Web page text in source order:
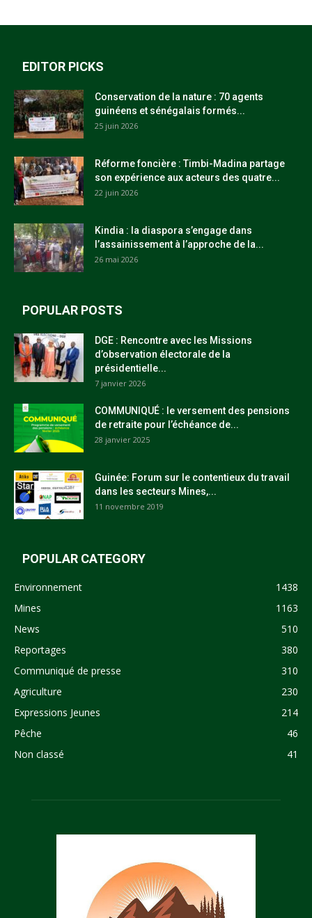
EDITOR PICKS
Conservation de la nature : 70 agents
guinéens et sénégalais formés...
25 juin 2026
Réforme foncière : Timbi-Madina partage
son expérience aux acteurs des quatre...
22 juin 2026
Kindia : la diaspora s’engage dans
l’assainissement à l’approche de la...
26 mai 2026
POPULAR POSTS
DGE : Rencontre avec les Missions
d’observation électorale de la
présidentielle...
7 janvier 2026
COMMUNIQUÉ : le versement des pensions
de retraite pour l’échéance de...
28 janvier 2025
Guinée: Forum sur le contentieux du travail
dans les secteurs Mines,...
11 novembre 2019
POPULAR CATEGORY
Environnement
1438
Mines
1163
News
510
Reportages
380
Communiqué de presse
310
Agriculture
230
Expressions Jeunes
214
Pêche
46
Non classé
41